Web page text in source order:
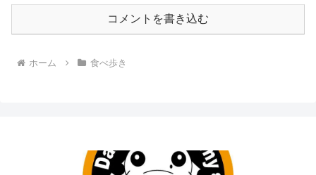
コメントを書き込む
ホーム 食べ歩き